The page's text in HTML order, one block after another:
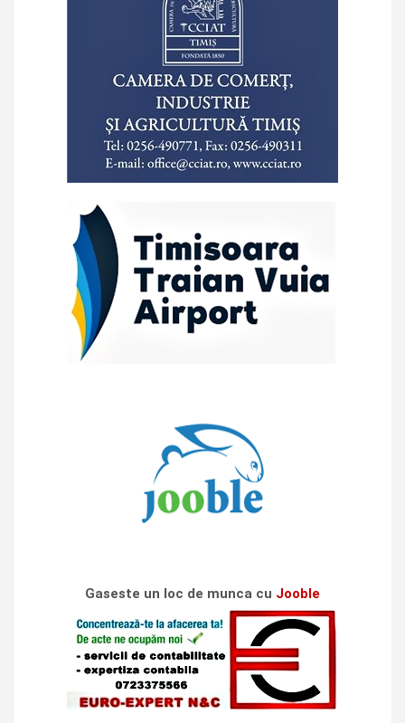
Gaseste un loc de munca cu Jooble